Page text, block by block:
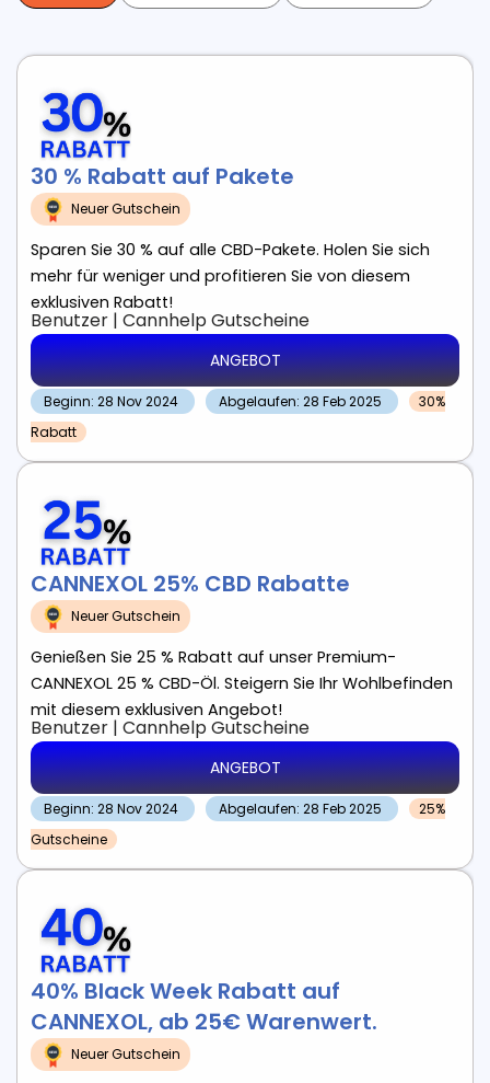
30 % Rabatt auf Pakete
Neuer Gutschein
Sparen Sie 30 % auf alle CBD-Pakete. Holen Sie sich
mehr für weniger und profitieren Sie von diesem
exklusiven Rabatt!
Benutzer | Cannhelp Gutscheine
ANGEBOT
Beginn: 28 Nov 2024 Abgelaufen: 28 Feb 2025
30%
Rabatt
CANNEXOL 25% CBD Rabatte
Neuer Gutschein
Genießen Sie 25 % Rabatt auf unser Premium-
CANNEXOL 25 % CBD-Öl. Steigern Sie Ihr Wohlbefinden
mit diesem exklusiven Angebot!
Benutzer | Cannhelp Gutscheine
ANGEBOT
Beginn: 28 Nov 2024 Abgelaufen: 28 Feb 2025
25%
Gutscheine
40% Black Week Rabatt auf
CANNEXOL, ab 25€ Warenwert.
Neuer Gutschein